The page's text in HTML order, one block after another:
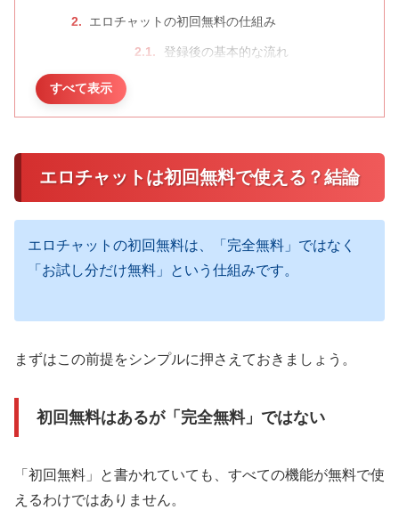
エロチャットの初回無料の仕組み
登録後の基本的な流れ
メッセージや軽いやり取りは試せる
通話も短時間なら体験できる
はできない
サイトによって無料条件が違う
いきなり通話せず雰囲気を確認する
相性を見極めるために使う
すべて表示
エロチャットは初回無料で使える？結論
エロチャットの初回無料は、「完全無料」ではなく
「お試し分だけ無料」という仕組みです。
まずはこの前提をシンプルに押さえておきましょう。
初回無料はあるが「完全無料」ではない
「初回無料」と書かれていても、すべての機能が無料で使
えるわけではありません。